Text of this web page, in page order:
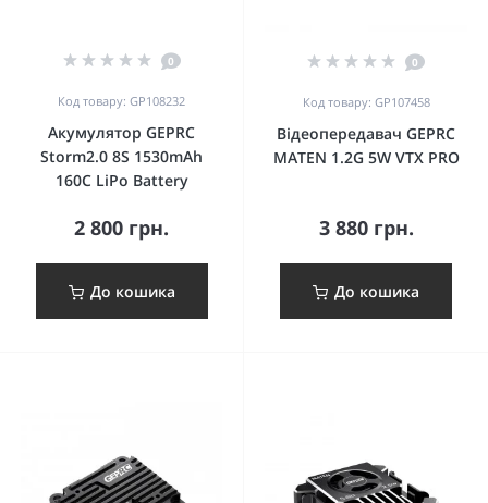
0
Код товару: GP108232
Акумулятор GEPRC
Storm2.0 8S 1530mAh
160C LiPo Battery
2 800 грн.
До кошика
0
Код товару: GP107458
Відеопередавач GEPRC
MATEN 1.2G 5W VTX PRO
3 880 грн.
До кошика